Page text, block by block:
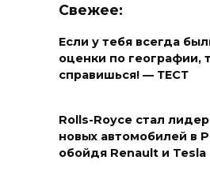
Свежее:
Если у тебя всегда
оценки по географии,
справишься! — ТЕСТ
Rolls-Royce стал
новых автомобилей в
обойдя Renault и Tesla